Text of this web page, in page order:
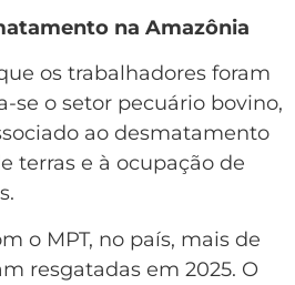
na Amazônia
os trabalhadores foram
se o setor pecuário bovino,
ao desmatamento
terras e à ocupação de
o MPT, no país, mais de
resgatadas em 2025. O